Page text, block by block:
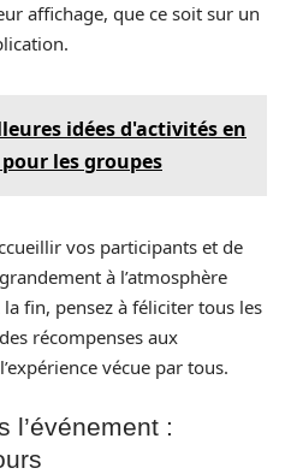
affichage, que ce soit sur un
idées d'activités en
les groupes
vos participants et de
à l’atmosphère
fin, pensez à féliciter tous les
récompenses aux
vécue par tous.
l’événement :